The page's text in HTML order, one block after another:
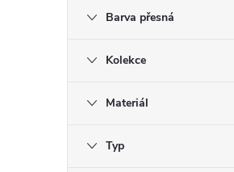
Barva přesná
Kolekce
Materiál
Typ